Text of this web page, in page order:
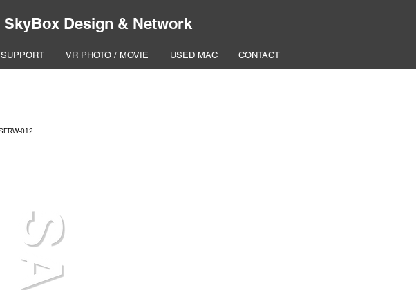
SkyBox Design & Network
SUPPORT VR PHOTO / MOVIE USED MAC CONTACT